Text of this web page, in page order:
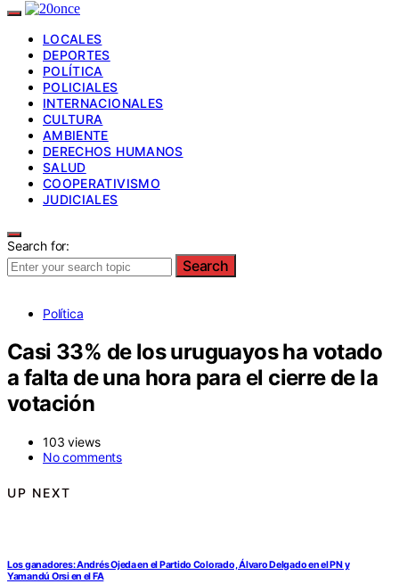
LOCALES
DEPORTES
POLÍTICA
POLICIALES
INTERNACIONALES
CULTURA
AMBIENTE
DERECHOS HUMANOS
SALUD
COOPERATIVISMO
JUDICIALES
Search for:
Search
Política
Casi 33% de los uruguayos ha votado
a falta de una hora para el cierre de la
votación
103 views
No comments
UP NEXT
Los ganadores: Andrés Ojeda en el Partido Colorado, Álvaro Delgado en el PN y
Yamandú Orsi en el FA